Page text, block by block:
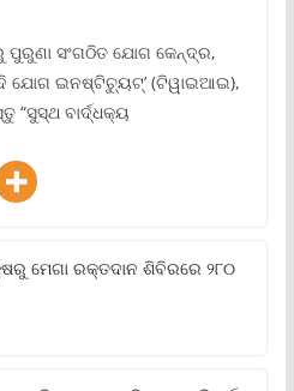
ସଂଗଠିତ ଯୋଗ କେନ୍ଦ୍ର,
ଯୋଗ ଇନଷ୍ଟିଚ୍ୟୁଟ୍‌’ (ଟିୱାଇଆଇ),
“ସୁସ୍ଥ ବାର୍ଦ୍ଧକ୍ୟ
ମେଗା ରକ୍ତଦାନ ଶିବିରରେ ୨୮୦